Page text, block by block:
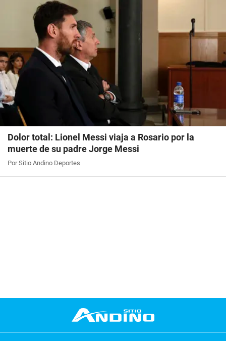
Dolor total: Lionel Messi viaja a Rosario por la
muerte de su padre Jorge Messi
Por Sitio Andino Deportes